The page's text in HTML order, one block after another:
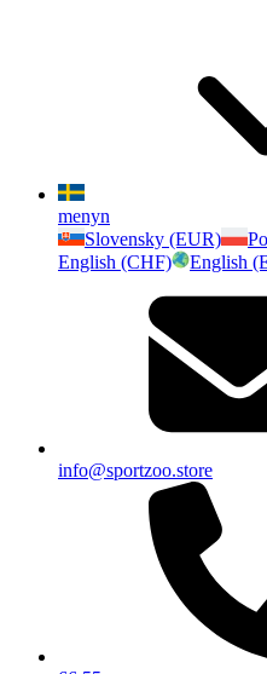
menyn
Slovensky (EUR)
English (CHF)
English
info@sportzoo.store